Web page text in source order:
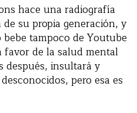
hace una radiografía
su propia generación, y
tampoco de Youtube
de la salud mental
después, insultará y
pero esa es